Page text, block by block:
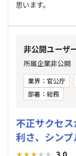
思います。
非公開ユーザ
所属企業非公開
業界：官公庁
部署：総務
不正サクセ
利さ、シン